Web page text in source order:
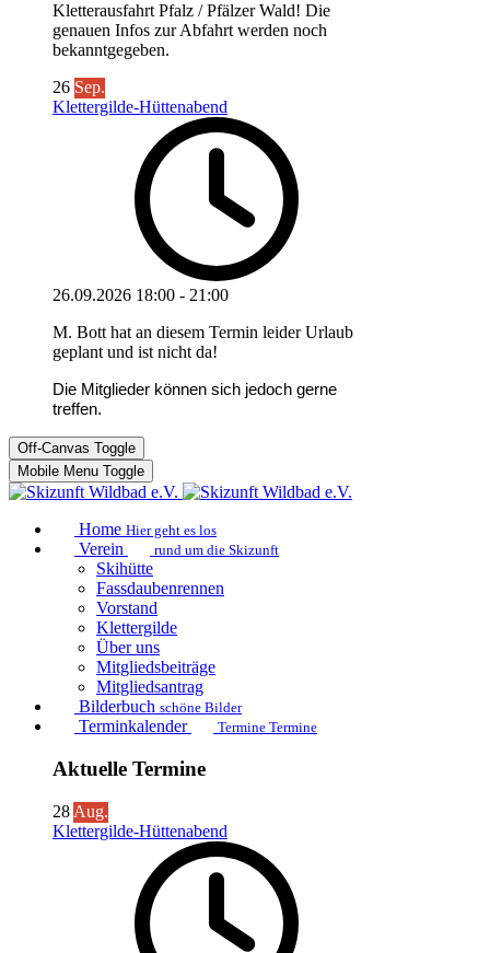
Kletterausfahrt Pfalz / Pfälzer Wald! Die
genauen Infos zur Abfahrt werden noch
bekanntgegeben.
26 Sep.
Klettergilde-Hüttenabend
26.09.2026 18:00 - 21:00
M. Bott hat an diesem Termin leider Urlaub
geplant und ist nicht da!
Die Mitglieder können sich jedoch gerne
treffen.
Off-Canvas Toggle
Mobile Menu Toggle
Home Hier geht es los
Verein rund um die Skizunft
Skihütte
Fassdaubenrennen
Vorstand
Klettergilde
Über uns
Mitgliedsbeiträge
Mitgliedsantrag
Bilderbuch schöne Bilder
Terminkalender Termine Termine
Aktuelle Termine
28 Aug.
Klettergilde-Hüttenabend